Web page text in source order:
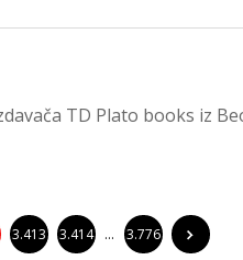
TD Plato books iz
3.413 3.414 … 3.776